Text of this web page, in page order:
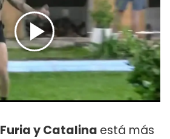
Furia y Catalina está más